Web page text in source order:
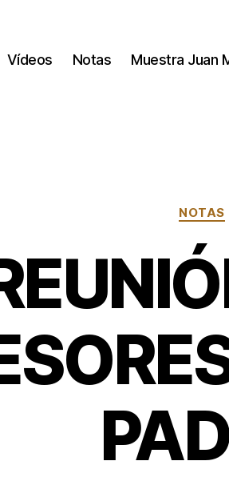
Vídeos Notas Muestra Juan
NOTAS